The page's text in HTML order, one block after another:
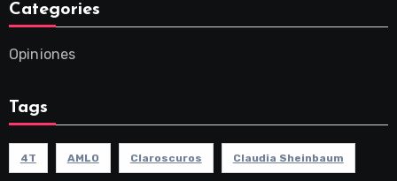
Categories
Opiniones
Tags
4T AMLO Claroscuros Claudia Sheinbaum